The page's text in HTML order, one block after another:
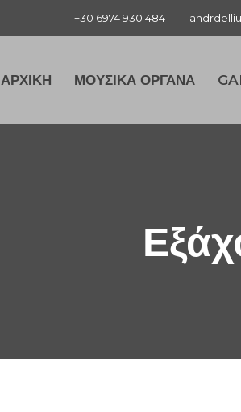
+30 6974 930 484
ΑΡΧΙΚΗ ΜΟΥΣΙΚΑ ΟΡΓΑΝΑ